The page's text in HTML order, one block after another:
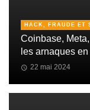
HACK, FRAUDE ET
Coinbase,
les arnaques
22 mai 2024